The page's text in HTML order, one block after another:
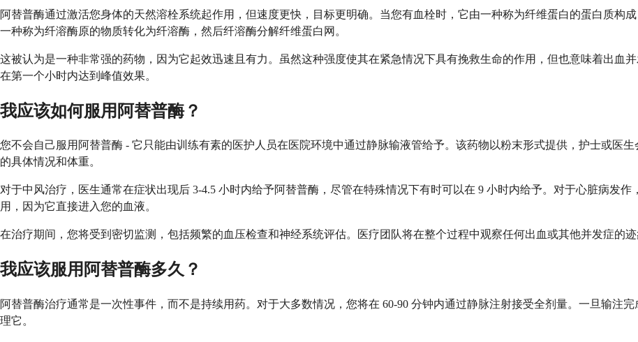
阿替普酶通过激活您身体的天然溶栓系统起作用，但速度更快，目标更明确。当您有血栓时，它由一种称为纤维蛋白的蛋白质构
一种称为纤溶酶原的物质转化为纤溶酶，然后纤溶酶分解纤维蛋白网。
这被认为是一种非常强的药物，因为它起效迅速且有力。虽然这种强度使其在紧急情况下具有挽救生命的作用，但也意味着出血
在第一个小时内达到峰值效果。
我应该如何服用阿替普酶？
您不会自己服用阿替普酶 - 它只能由训练有素的医护人员在医院环境中通过静脉输液管给予。该药物以粉末形式提供，护士或医
的具体情况和体重。
对于中风治疗，医生通常在症状出现后 3-4.5 小时内给予阿替普酶，尽管在特殊情况下有时可以在 9 小时内给予。对于心脏病发
用，因为它直接进入您的血液。
在治疗期间，您将受到密切监测，包括频繁的血压检查和神经系统评估。医疗团队将在整个过程中观察任何出血或其他并发症的迹
我应该服用阿替普酶多久？
阿替普酶治疗通常是一次性事件，而不是持续用药。对于大多数情况，您将在 60-90 分钟内通过静脉注射接受全剂量。一旦输注
理它。